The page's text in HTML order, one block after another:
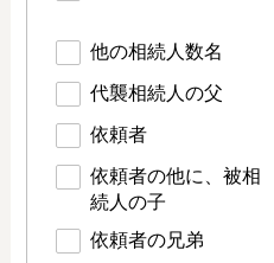
他の相続人数名
代襲相続人の父
依頼者
依頼者の他に、被相
続人の子
依頼者の兄弟